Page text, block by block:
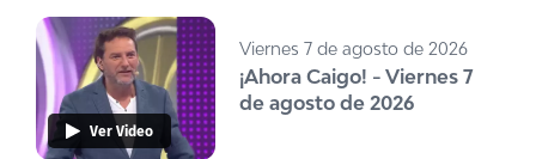
Ver Video
Viernes 7 de agosto de 2026
¡Ahora Caigo! - Viernes 7
de agosto de 2026